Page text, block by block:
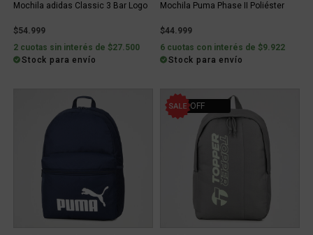
Mochila adidas Classic 3 Bar Logo
$54.999
2 cuotas sin interés de $27.500
Stock para envío
Mochila Puma Phase II Poliéster
$44.999
6 cuotas con interés de $9.922
Stock para envío
35% OFF